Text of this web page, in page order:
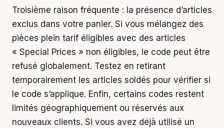
Troisième raison fréquente : la présence d’articles
exclus dans votre panier. Si vous mélangez des
pièces plein tarif éligibles avec des articles
« Special Prices » non éligibles, le code peut être
refusé globalement. Testez en retirant
temporairement les articles soldés pour vérifier si
le code s’applique. Enfin, certains codes restent
limités géographiquement ou réservés aux
nouveaux clients. Si vous avez déjà utilisé un